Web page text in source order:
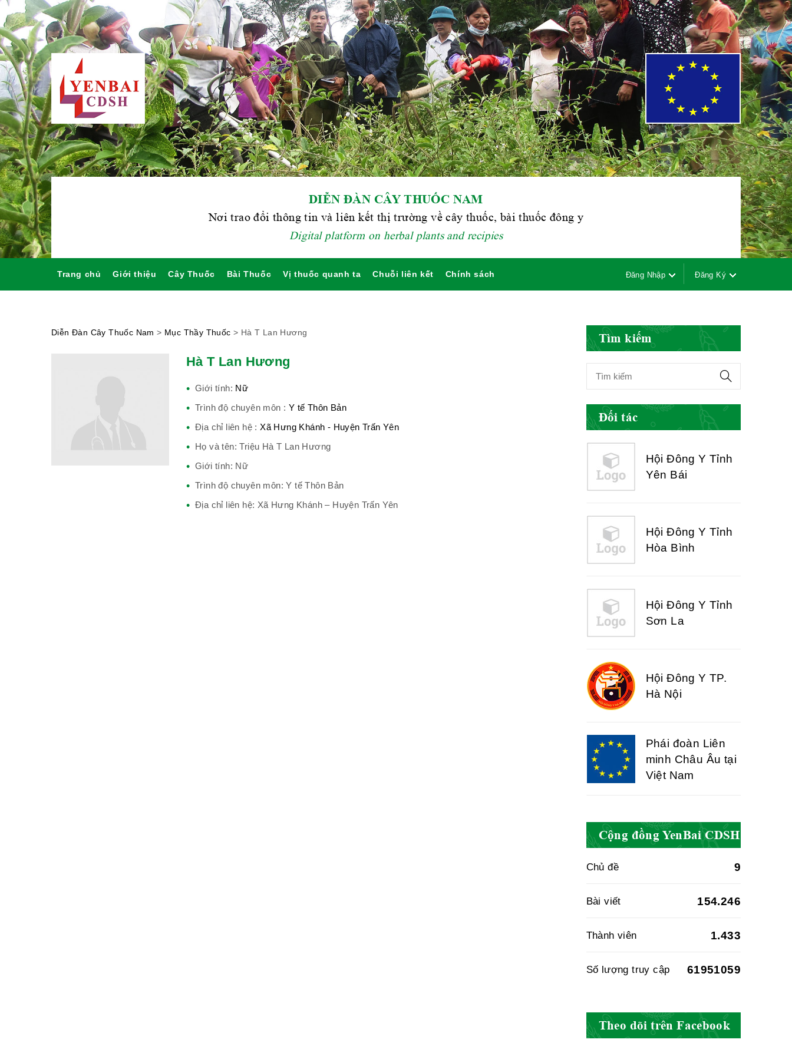
DIỄN ĐÀN CÂY THUỐC NAM
Nơi trao đổi thông tin và liên kết thị trường về cây thuốc, bài thuốc đông y
Digital platform on herbal plants and recipies
Trang chủ Giới thiệu Cây Thuốc Bài Thuốc Vị thuốc quanh ta Chuỗi liên kết Chính sách Đăng Nhập Đăng Ký
Diễn Đàn Cây Thuốc Nam > Mục Thầy Thuốc > Hà T Lan Hương
Hà T Lan Hương
Giới tính: Nữ
Trình độ chuyên môn : Y tế Thôn Bản
Địa chỉ liên hệ :Xã Hưng Khánh - Huyện Trấn Yên
Họ và tên: Triệu Hà T Lan Hương
Giới tính: Nữ
Trình độ chuyên môn: Y tế Thôn Bản
Địa chỉ liên hệ: Xã Hưng Khánh – Huyện Trấn Yên
Tìm kiếm
Đối tác
Phái đoàn Liên
minh Châu Âu tại
Việt Nam
Hiệp hội bệnh
viện tư nhân Việt
Cục quản lý y
dược cổ truyền -
Nam
Hội Đông Y Tỉnh
Yên Bái
Hội Đông Y Tỉnh
Hòa Bình
Hội Đông Y Tỉnh
Sơn La
Hội Đông Y TP.
Hà Nội
minh Châu Âu tại
Việt Nam
Hiệp hội bệnh
viện tư nhân Việt
Nam
dược cổ truyền -
BYT
nghiệp dược Việt
Hội Đông Y Việt
Cộng đồng YenBai CDSH
Chủ đề 9
Bài viết 154.246
Thành viên 1.433
Số lượng truy cập 61951059
Theo dõi trên Facebook